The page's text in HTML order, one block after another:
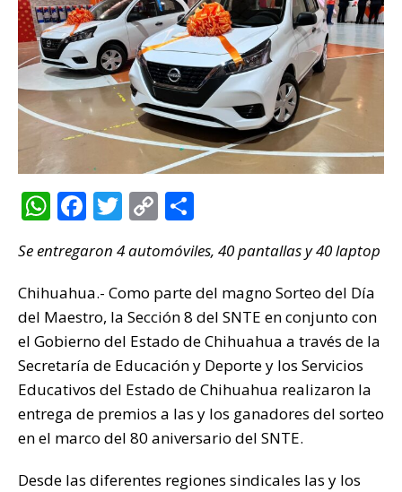
W
at
s
A
p
p
F
c
e
b
o
o
k
T
it
te
r
C
p
y
Li
n
k
m
p
ar
ti
r
Se entregaron 4 automóviles, 40 pantallas y 40 laptop
Chihuahua.- Como parte del magno Sorteo del Día
del Maestro, la Sección 8 del SNTE en conjunto con
el Gobierno del Estado de Chihuahua a través de la
Secretaría de Educación y Deporte y los Servicios
Educativos del Estado de Chihuahua realizaron la
entrega de premios a las y los ganadores del sorteo
en el marco del 80 aniversario del SNTE.
Desde las diferentes regiones sindicales las y los